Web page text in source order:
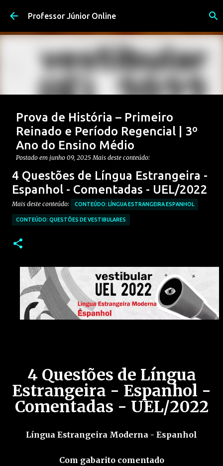
Pular para o conteúdo principal
Professor Júnior Online
Postagem em destaque
Prova de História – Primeiro
Reinado e Período Regencial | 3º
Ano do Ensino Médio
Postado em junho 09, 2025Mais deste conteúdo:
CONTEÚDO: PERÍODO REGENCIAL
CONTEÚDO: PRIMEIRO REINADO ENSINO MÉDIO
PROVAS DE HISTÓRIA MÉDIO
0
4 Questões de Língua Estrangeira -
Espanhol - Comentadas - UEL/2022
Mais deste conteúdo: CONTEÚDO: LÍNGUA ESTRANGEIRA ESPANHOL
CONTEÚDO: QUESTÕES DE VESTIBULARES
4 Questões de Língua
Estrangeira - Espanhol -
Comentadas - UEL/2022
Língua Estrangeira Moderna - Espanhol
Com gabarito comentado